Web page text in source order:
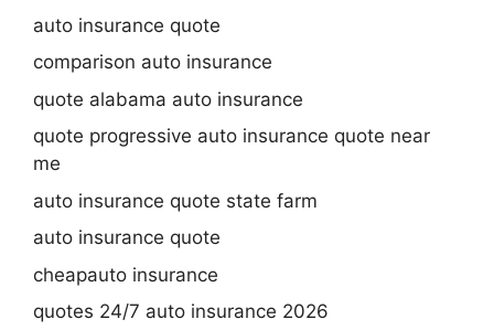
auto insurance quote
comparison auto insurance
quote alabama auto insurance
quote progressive auto insurance quote near
me
auto insurance quote state farm
auto insurance quote
cheapauto insurance
quotes 24/7 auto insurance 2026